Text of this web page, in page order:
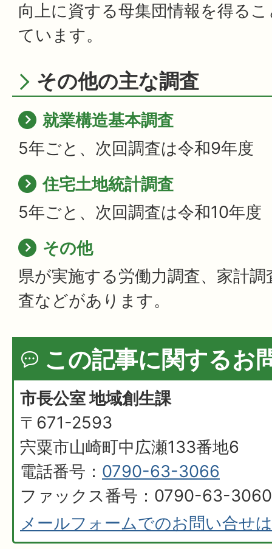
向上に資する母集団情報を得る
ています。
その他の主な調査
就業構造基本調査
5年ごと、次回調査は令和9年度
住宅土地統計調査
5年ごと、次回調査は令和10年度
その他
県が実施する労働力調査、家計
査などがあります。
この記事に関するお
市長公室 地域創生課
〒671-2593
宍粟市山崎町中広瀬133番地6
電話番号： 0790-63-3066
ファックス番号：0790-63-3060
メールフォームでのお問い合せ